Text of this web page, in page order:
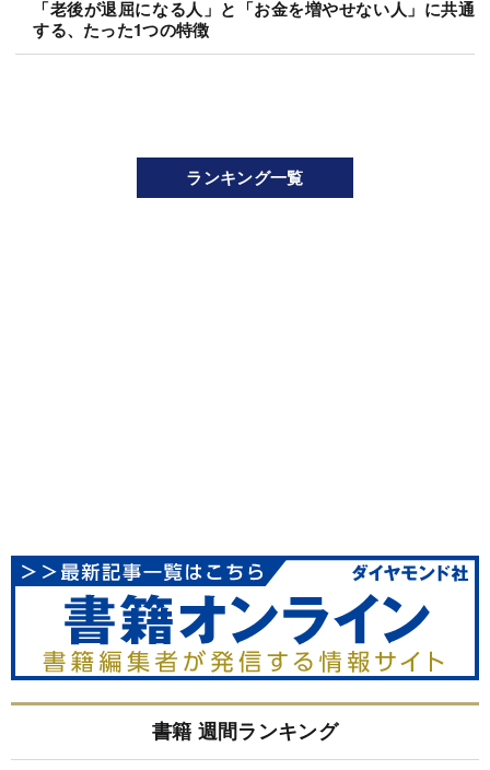
「老後が退屈になる人」と「お金を増やせない人」に共通
する、たった1つの特徴
ランキング一覧
書籍 週間ランキング